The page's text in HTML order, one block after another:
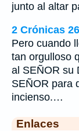
junto al altar
2 Crónicas
Pero cuando
tan orgulloso
al SEÑOR su
SEÑOR para
incienso.…
Enlaces